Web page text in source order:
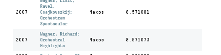
2007
Ravel,
Csajkovszkij:
Orchestram
Spectacular
Naxos 8.571081
2007
Wagner, Richard:
Orchestral
Highlights
Naxos 8.571073